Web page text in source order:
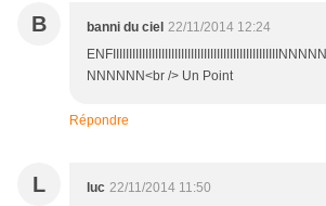
B banni du ciel 22/11/2014 12:24
NNNNNN<br /> Un Point
Répondre
L luc 22/11/2014 11:50